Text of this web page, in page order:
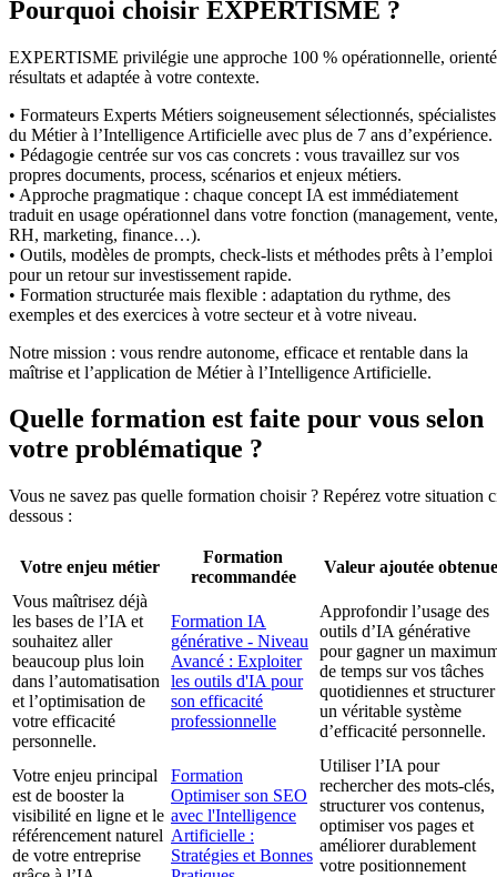
Pourquoi choisir EXPERTISME ?
EXPERTISME privilégie une approche 100 % opérationnelle,
résultats et adaptée à votre contexte.
• Formateurs Experts Métiers soigneusement sélectionnés, spécialistes
du Métier à l’Intelligence Artificielle avec plus de 7 ans d’expérience.
• Pédagogie centrée sur vos cas concrets : vous travaillez sur vos
propres documents, process, scénarios et enjeux métiers.
• Approche pragmatique : chaque concept IA est immédiatement
traduit en usage opérationnel dans votre fonction (management, vente,
RH, marketing, finance…).
• Outils, modèles de prompts, check-lists et méthodes prêts à l’emploi
pour un retour sur investissement rapide.
• Formation structurée mais flexible : adaptation du rythme, des
exemples et des exercices à votre secteur et à votre niveau.
Notre mission : vous rendre autonome, efficace et rentable dans la
maîtrise et l’application de Métier à l’Intelligence Artificielle.
Quelle formation est faite pour vous selon
votre problématique ?
Vous ne savez pas quelle formation choisir ? Repérez votre situation
dessous :
Votre enjeu métier
Formation
recommandée
Valeur ajoutée obtenue
Vous maîtrisez déjà
les bases de l’IA et
souhaitez aller
beaucoup plus loin
dans l’automatisation
et l’optimisation de
votre efficacité
personnelle.
Formation IA
générative - Niveau
Avancé : Exploiter
les outils d'IA pour
son efficacité
professionnelle
Approfondir l’usage des
outils d’IA générative
pour gagner un
de temps sur vos tâches
quotidiennes et structurer
un véritable système
d’efficacité personnelle.
Votre enjeu principal
est de booster la
visibilité en ligne et le
référencement naturel
de votre entreprise
Formation
Optimiser son SEO
avec l'Intelligence
Artificielle :
Stratégies et Bonnes
Utiliser l’IA pour
rechercher des mots-clés,
structurer vos contenus,
optimiser vos pages et
améliorer durablement
votre positionnement